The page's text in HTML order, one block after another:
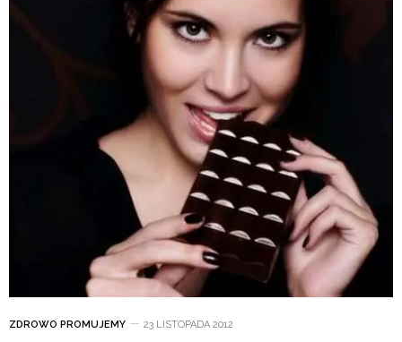
ZDROWO PROMUJEMY 23 LISTOPADA 2012